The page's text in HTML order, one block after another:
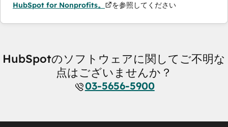
HubSpot for Nonprofits。
を参照してください
HubSpotのソフトウェアに関してご不明な
点はございませんか？
03-5656-5900